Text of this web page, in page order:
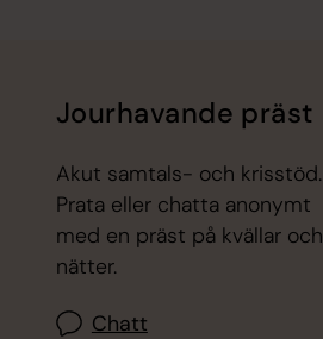
Jourhavande präst
Akut samtals- och krisstöd.
Prata eller chatta anonymt
med en präst på kvällar och
nätter.
Chatt